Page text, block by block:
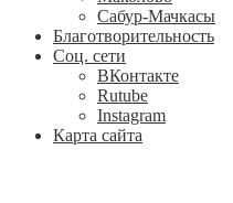
Сабур-Мачкасы
Благотворительность
Соц. сети
ВКонтакте
Rutube
Instagram
Карта сайта